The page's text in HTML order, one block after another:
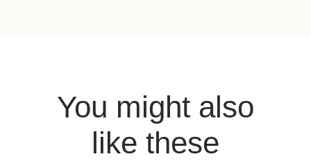
You might also
like these